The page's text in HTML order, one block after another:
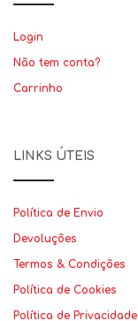
Login
Não tem conta?
Carrinho
LINKS ÚTEIS
Política de Envio
Devoluções
Termos & Condições
Política de Cookies
Política de Privacidade